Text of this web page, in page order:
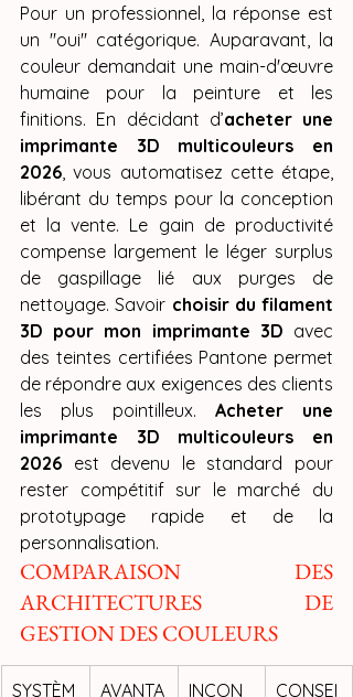
Pour un professionnel, la réponse est
un "oui" catégorique. Auparavant, la
couleur demandait une main-d'œuvre
humaine pour la peinture et les
finitions. En décidant d’acheter une
imprimante 3D multicouleurs en
2026 , vous automatisez cette étape,
libérant du temps pour la conception
et la vente. Le gain de productivité
compense largement le léger surplus
de gaspillage lié aux purges de
nettoyage. Savoir choisir du filament
3D pour mon imprimante 3D avec
des teintes certifiées Pantone permet
de répondre aux exigences des clients
les plus pointilleux. Acheter une
imprimante 3D multicouleurs en
2026 est devenu le standard pour
rester compétitif sur le marché du
prototypage rapide et de la
personnalisation.
COMPARAISON DES
ARCHITECTURES DE
GESTION DES COULEURS
SYSTÈM AVANTA INCON CONSEI